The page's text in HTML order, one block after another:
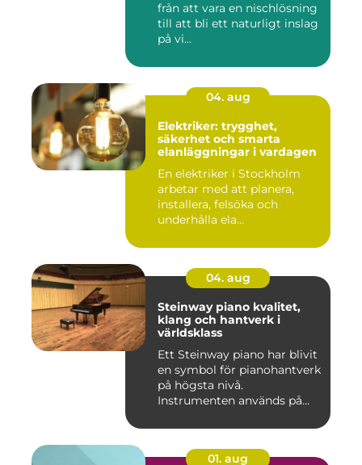
från att vara en nischlösning
till att bli ett naturligt inslag
på vi...
04. aug
Elektriker: trygghet,
säkerhet och smarta
elanläggningar i vardagen
En elektriker i Stockholm
arbetar med att planera,
installera, felsöka och
underhålla ela...
04. aug
Steinway piano kvalitet,
klang och hantverk i
världsklass
Ett Steinway piano har blivit
en symbol för pianohantverk
på högsta nivå.
Instrumenten används på
01. aug